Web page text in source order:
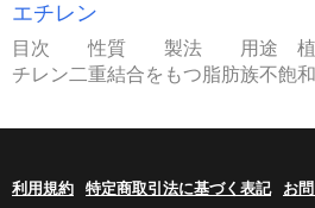
エチレン
目次 性質 製法 用途 植物
チレン二重結合をもつ脂肪族不飽
利用規約 特定商取引法に基づく表記 お